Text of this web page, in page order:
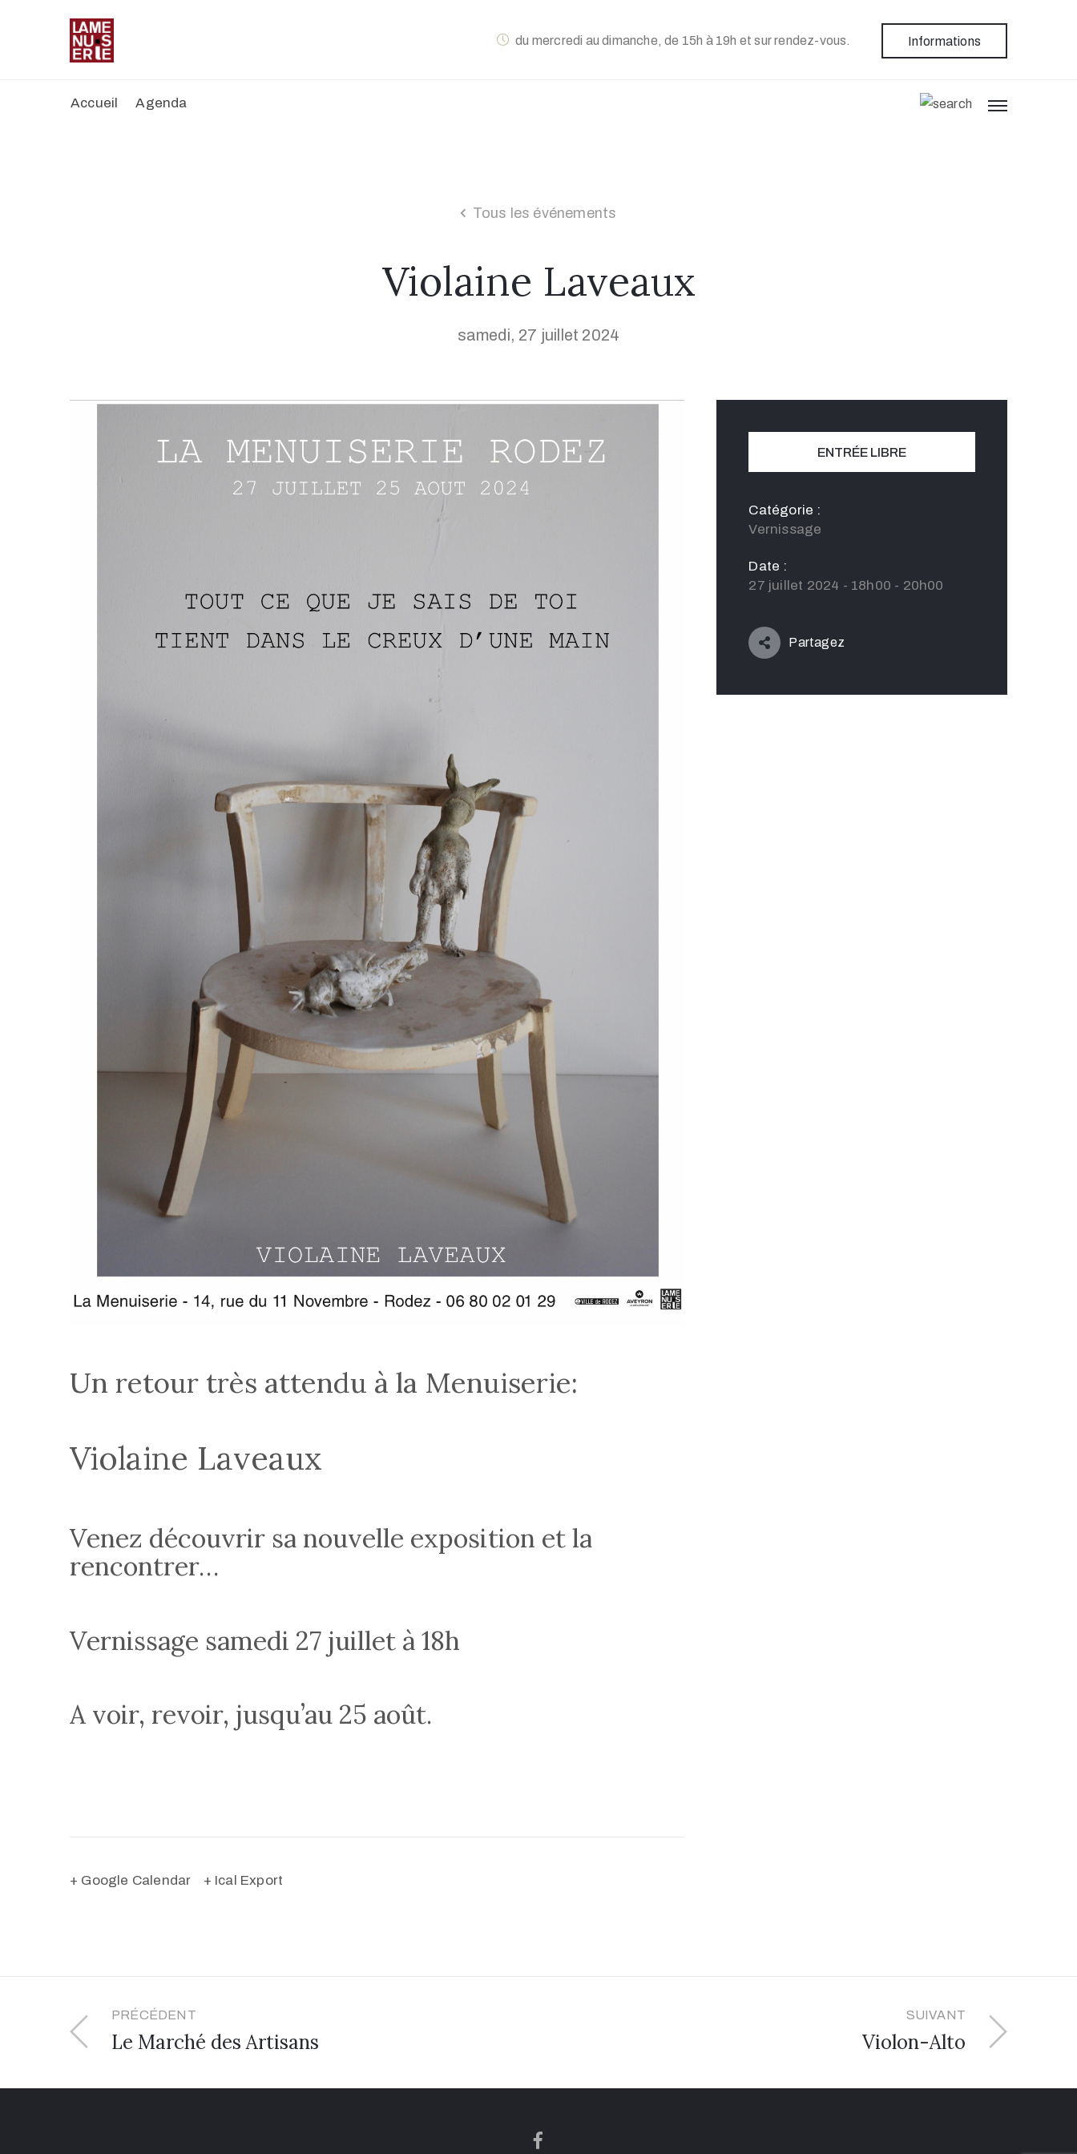
du mercredi au dimanche, de 15h à 19h et sur rendez-vous. Informations
Accueil Agenda
Tous les événements
Violaine Laveaux
samedi, 27 juillet 2024
Un retour très attendu à la Menuiserie:
Violaine Laveaux
Venez découvrir sa nouvelle exposition et la
rencontrer…
Vernissage samedi 27 juillet à 18h
A voir, revoir, jusqu’au 25 août.
+ Google Calendar + Ical Export
ENTRÉE LIBRE
Catégorie :
Vernissage
Date :
27 juillet 2024 - 18h00 - 20h00
Partagez
PRÉCÉDENT
Le Marché des Artisans
SUIVANT
Violon-Alto